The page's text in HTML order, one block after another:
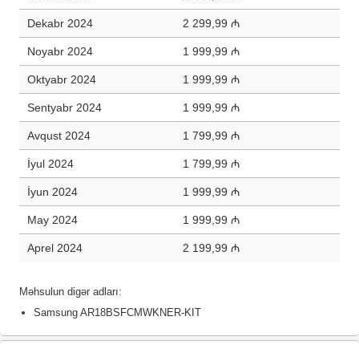
Dekabr 2024 2 299,99 ₼
Noyabr 2024 1 999,99 ₼
Oktyabr 2024 1 999,99 ₼
Sentyabr 2024 1 999,99 ₼
Avqust 2024 1 799,99 ₼
İyul 2024 1 799,99 ₼
İyun 2024 1 999,99 ₼
May 2024 1 999,99 ₼
Aprel 2024 2 199,99 ₼
Məhsulun digər adları:
Samsung AR18BSFCMWKNER-KIT